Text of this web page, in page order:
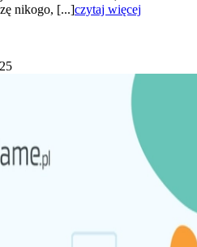
nikogo, [...]czytaj więcej